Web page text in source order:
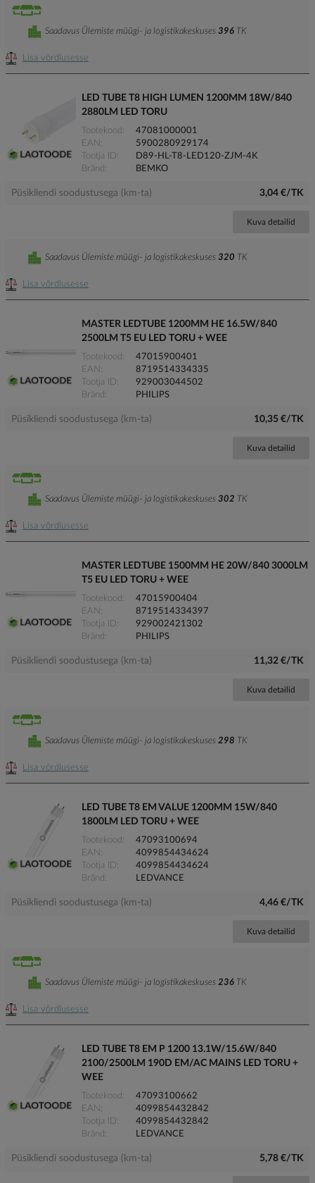
Lisa võrdlusesse
Saadavus Ülemiste müügi- ja logistikakeskuses 396 TK
LED TUBE T8 HIGH LUMEN 1200MM 18W/840
2880LM LED TORU
Tootekood
47081000001
EAN
5900280929174
Tootja ID
D89-HL-T8-LED120-ZJM-4K
Bränd
BEMKO
Püsikliendi soodustusega (km-ta) 3,04 €/TK
Kuva detailid
Lisa võrdlusesse
Saadavus Ülemiste müügi- ja logistikakeskuses 320 TK
MASTER LEDTUBE 1200MM HE 16.5W/840
2500LM T5 EU LED TORU + WEE
Tootekood
47015900401
EAN
8719514334335
Tootja ID
929003044502
Bränd
PHILIPS
Püsikliendi soodustusega (km-ta) 10,35 €/TK
Kuva detailid
Lisa võrdlusesse
Saadavus Ülemiste müügi- ja logistikakeskuses 302 TK
MASTER LEDTUBE 1500MM HE 20W/840 3000LM
T5 EU LED TORU + WEE
Tootekood
47015900404
EAN
8719514334397
Tootja ID
929002421302
Bränd
PHILIPS
Püsikliendi soodustusega (km-ta) 11,32 €/TK
Kuva detailid
Lisa võrdlusesse
Saadavus Ülemiste müügi- ja logistikakeskuses 298 TK
LED TUBE T8 EM VALUE 1200MM 15W/840
1800LM LED TORU + WEE
Tootekood
47093100694
EAN
4099854434624
Tootja ID
4099854434624
Bränd
LEDVANCE
Püsikliendi soodustusega (km-ta) 4,46 €/TK
Kuva detailid
Lisa võrdlusesse
Saadavus Ülemiste müügi- ja logistikakeskuses 236 TK
LED TUBE T8 EM P 1200 13.1W/15.6W/840
2100/2500LM 190D EM/AC MAINS LED TORU +
WEE
Tootekood
47093100662
EAN
4099854432842
Tootja ID
4099854432842
Bränd
LEDVANCE
Püsikliendi soodustusega (km-ta) 5,78 €/TK